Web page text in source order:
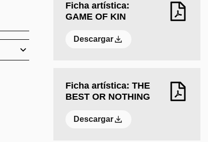
Ficha artística:
GAME OF KIN
Descargar
Ficha artística: THE
BEST OR NOTHING
Descargar